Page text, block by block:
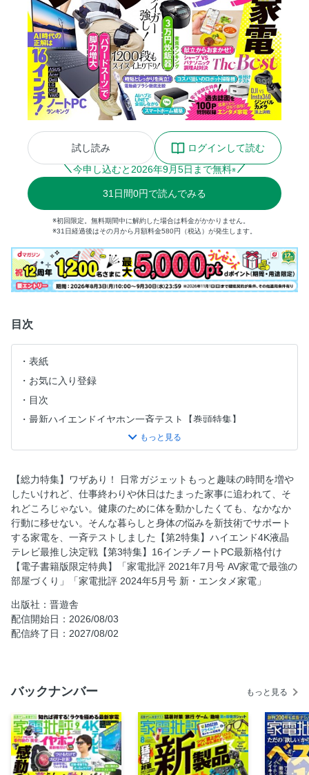
試し読み
ログインして読む
今申し込むと 2026年9月5日まで無料※
31 日間0円で読んでみる
※初回限定。無料期間中に解約した場合は料金がかかりません。
※31日経過後はその月から月額料金580円（税込）が発生します。
目次
表紙
お気に入り登録
目次
最新ハイエンドイヤホン一斉テスト【巻頭特集】
ワザあり！ 日常ガジェット【総力特集】
DJI＆Insta360 ジンバルカメラ【新製品レビュー】
16インチノートPC 最新格付け【第3特集】
小寺信良の家電ギョーカイ批評
家電売れ筋ランキングレビュー
ウチのおかんがボケちゃいまして Season 2
家電新品FLASH
金村修の写真批評
冬木糸一「SFで読みとく未来のトリセツ」
読者プレゼント
21年7月号 AV家電で最強の部屋づくり【電書特典】
24年5月号 新・エンタメ家電【電書特典】
【総力特集】ワザあり！ 日常ガジェットもっと趣味の時間を増や
したいけれど、仕事終わりや休日はたまった家事に追われて、そ
れどころじゃない。健康のために体を動かしたくても、なかなか
行動に移せない。そんな暮らしと身体の悩みを新技術でサポート
する家電を、一斉テストしました【第2特集】ハイエンド4K液晶
テレビ最推し決定戦【第3特集】16インチノートPC最新格付け
【電子書籍版限定特典】「家電批評 2021年7月号 AV家電で最強の
部屋づくり」「家電批評 2024年5月号 新・エンタメ家電」
出版社：晋遊舎
配信開始日：2026/08/03
配信終了日：2027/08/02
バックナンバー もっと見る